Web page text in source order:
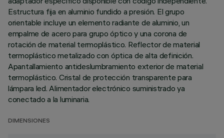
Estructura fija en aluminio fundido a presión. El grupo
orientable incluye un elemento radiante de aluminio, un
empalme de acero para grupo óptico y una corona de
rotación de material termoplástico. Reflector de material
termoplástico metalizado con óptica de alta definición.
Apantallamiento antideslumbramiento exterior de material
termoplástico. Cristal de protección transparente para
lámpara led. Alimentador electrónico suministrado ya
conectado a la luminaria.
DIMENSIONES